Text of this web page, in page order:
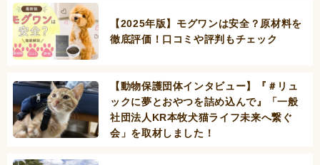
【2025年版】モグワンは安全？原材料を
徹底評価！口コミや評判もチェック
【動物保護団体インタビュー】『＃リュ
ックに夢とおやつを詰め込んで』「一般
社団法人KR本牧犬猫ライフ未来へ繋ぐ
会」を取材しました！